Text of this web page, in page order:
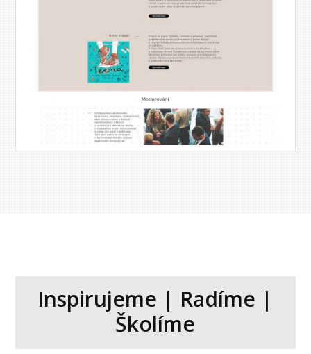
Inspirujeme | Radíme |
Školíme